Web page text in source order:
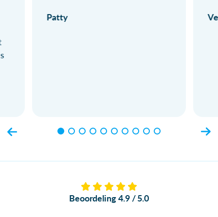
Patty
Beoordeling 4.9 / 5.0